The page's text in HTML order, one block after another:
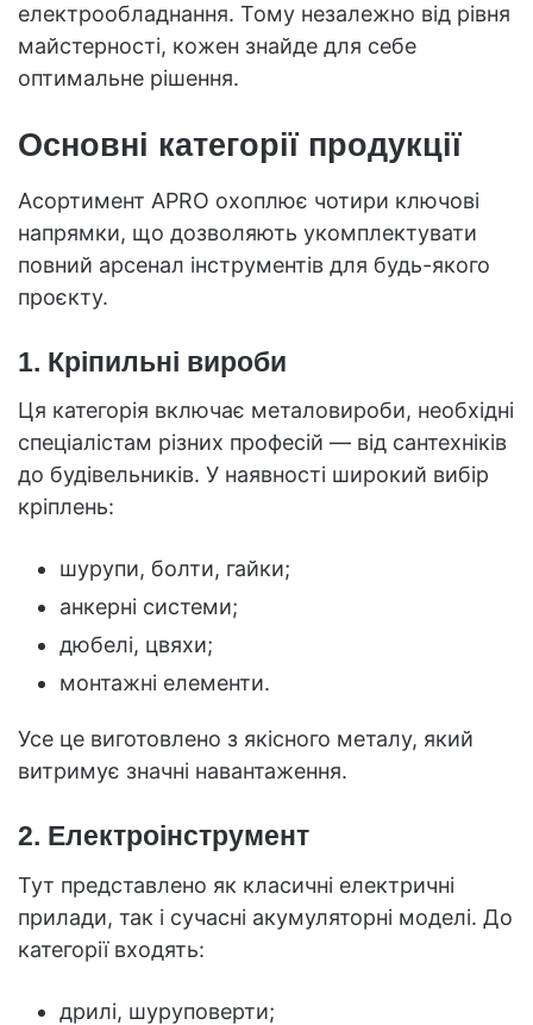
електрообладнання. Тому незалежно від рівня
майстерності, кожен знайде для себе
оптимальне рішення.
Основні категорії продукції
Асортимент APRO охоплює чотири ключові
напрямки, що дозволяють укомплектувати
повний арсенал інструментів для будь-якого
проєкту.
1. Кріпильні вироби
Ця категорія включає металовироби, необхідні
спеціалістам різних професій — від сантехніків
до будівельників. У наявності широкий вибір
кріплень:
шурупи, болти, гайки;
анкерні системи;
дюбелі, цвяхи;
монтажні елементи.
Усе це виготовлено з якісного металу, який
витримує значні навантаження.
2. Електроінструмент
Тут представлено як класичні електричні
прилади, так і сучасні акумуляторні моделі. До
категорії входять:
дрилі, шуруповерти;